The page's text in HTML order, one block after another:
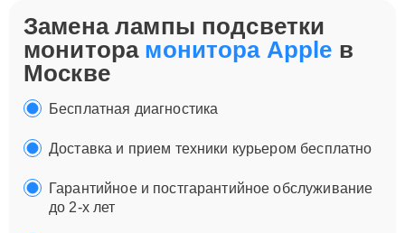
Замена лампы подсветки
монитора монитора Apple в
Москве
Бесплатная диагностика
Доставка и прием техники курьером бесплатно
Гарантийное и постгарантийное обслуживание
до 2-х лет